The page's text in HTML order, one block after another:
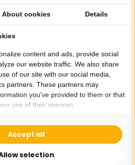
nodig?
voor je klaar.
ons
231130
en promoties. We zullen
About cookies Details
content and ads, provide social
our website traffic. We also share
of our site with our social media,
partners. These partners may
you've provided to them or that
use of their services.
selection
Accept all